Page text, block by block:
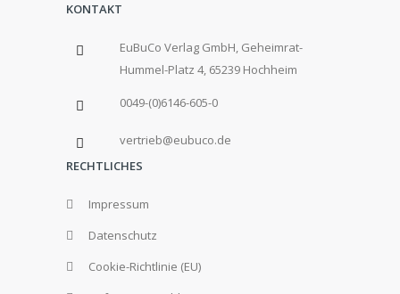
KONTAKT
EuBuCo Verlag GmbH, Geheimrat-
Hummel-Platz 4, 65239 Hochheim
0049-(0)6146-605-0
vertrieb@eubuco.de
RECHTLICHES
Impressum
Datenschutz
Cookie-Richtlinie (EU)